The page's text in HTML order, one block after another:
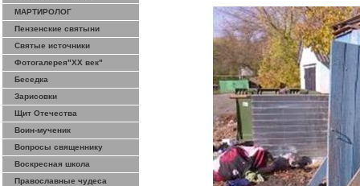
МАРТИРОЛОГ
Пензенские святыни
Святые источники
Фотогалерея"ХХ век"
Беседка
Зарисовки
Щит Отечества
Воин-мученик
Вопросы священнику
Воскресная школа
Православные чудеса